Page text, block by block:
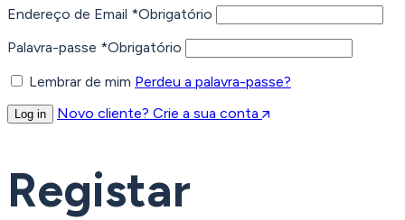
Endereço de Email *Obrigatório
Palavra-passe *Obrigatório
Lembrar de mim Perdeu a palavra-passe?
Log in Novo cliente? Crie a sua conta
Registar